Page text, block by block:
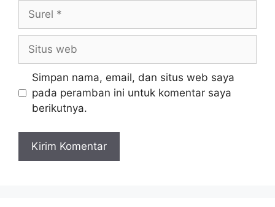
Surel
Situs
web
Simpan nama, email, dan situs web saya
pada peramban ini untuk komentar saya
berikutnya.